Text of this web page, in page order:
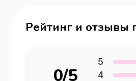
Рейтинг и отзывы
0/5
5
4